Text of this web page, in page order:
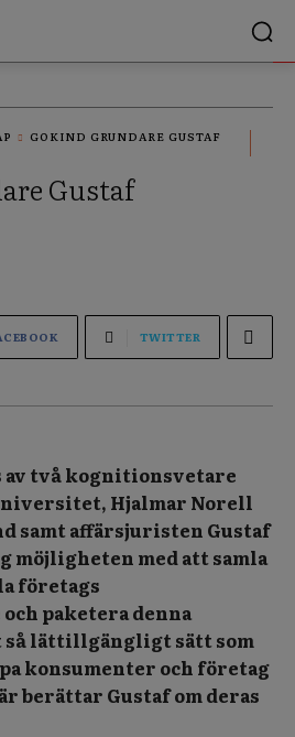
GOKIND GRUNDARE GUSTAF
Gustaf
TWITTER
av två kognitionsvetare
Hjalmar Norell
samt affärsjuristen Gustaf
möjligheten med att samla
företags
paketera denna
lättillgängligt sätt som
konsumenter och företag
berättar Gustaf om deras